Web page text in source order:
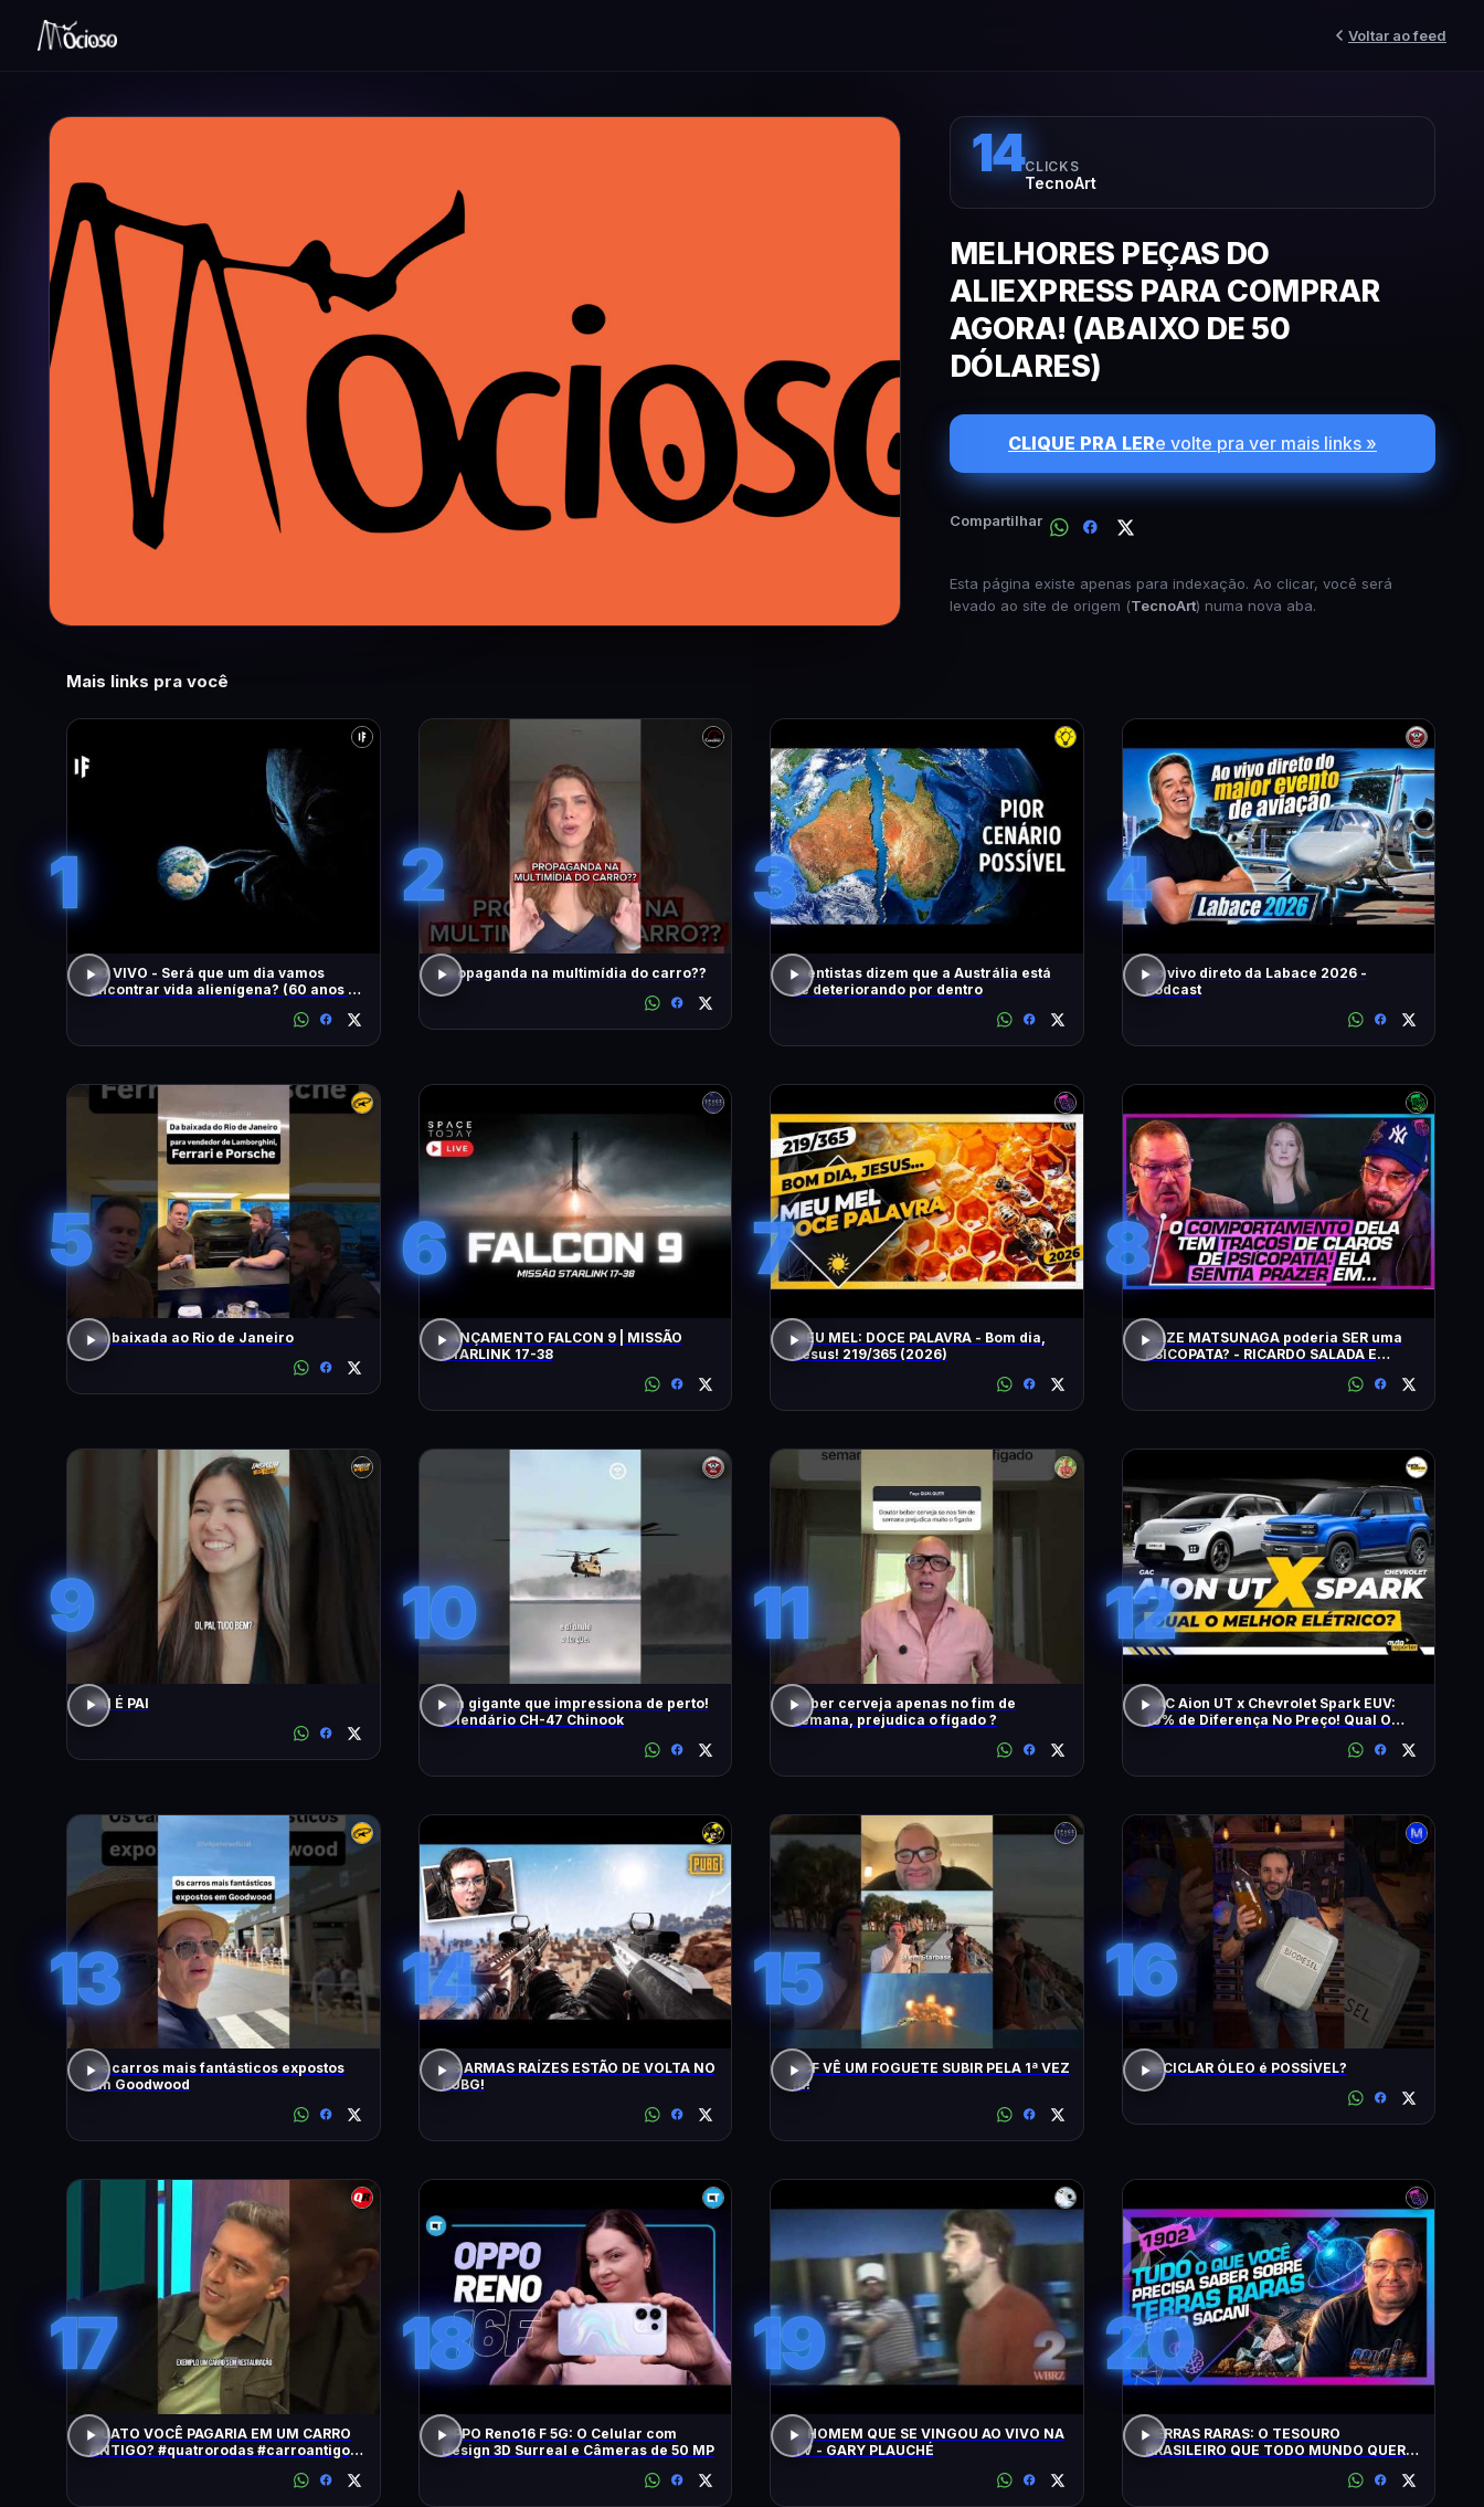
Voltar ao feed
14CLICKS
TecnoArt
MELHORES PEÇAS DO
ALIEXPRESS PARA COMPRAR
AGORA! (ABAIXO DE 50
DÓLARES)
CLIQUE PRA LERe volte pra ver mais links »
Compartilhar
Esta página existe apenas para indexação. Ao clicar, você será
levado ao site de origem (TecnoArt) numa nova aba.
Mais links pra você
1
AO VIVO - Será que um dia vamos
encontrar vida alienígena? (60 anos de
2
Propaganda na multimídia do carro??
3
Cientistas dizem que a Austrália está
se deteriorando por dentro
4
Ao vivo direto da Labace 2026 -
Podcast
5
Da baixada ao Rio de Janeiro
6
LANÇAMENTO FALCON 9 | MISSÃO
STARLINK 17-38
7
MEU MEL: DOCE PALAVRA - Bom dia,
Jesus! 219/365 (2026)
8
ELIZE MATSUNAGA poderia SER uma
PSICOPATA? - RICARDO SALADA E
9
PAI É PAI
10
Um gigante que impressiona de perto!
O lendário CH-47 Chinook
11
Beber cerveja apenas no fim de
semana, prejudica o fígado ?
12
GAC Aion UT x Chevrolet Spark EUV:
10% de Diferença No Preço! Qual O
13
Os carros mais fantásticos expostos
em Goodwood
14
AS ARMAS RAÍZES ESTÃO DE VOLTA NO
PUBG!
15
ACF VÊ UM FOGUETE SUBIR PELA 1ª VEZ
!!!!
16
RECICLAR ÓLEO é POSSÍVEL?
17
QUATO VOCÊ PAGARIA EM UM CARRO
ANTIGO? #quatrorodas #carroantigo
18
OPPO Reno16 F 5G: O Celular com
Design 3D Surreal e Câmeras de 50 MP
19
O HOMEM QUE SE VINGOU AO VIVO NA
TV - GARY PLAUCHÉ
20
TERRAS RARAS: O TESOURO
BRASILEIRO QUE TODO MUNDO QUER: